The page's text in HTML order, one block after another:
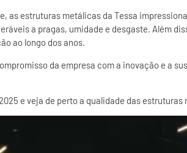
as estruturas metálicas da Tessa
a pragas, umidade e desgaste. Além
ao longo dos anos.
da empresa com a inovação e a
e veja de perto a qualidade das estruturas